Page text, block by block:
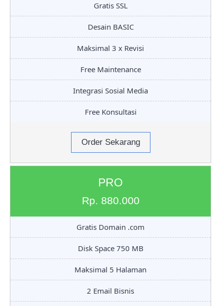
Gratis SSL
Desain BASIC
Maksimal 3 x Revisi
Free Maintenance
Integrasi Sosial Media
Free Konsultasi
Order Sekarang
PRO
Rp. 880.000
Gratis Domain .com
Disk Space 750 MB
Maksimal 5 Halaman
2 Email Bisnis